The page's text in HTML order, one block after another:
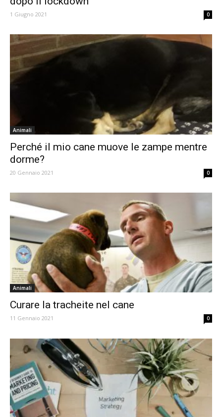
1 Giugno 2021 0
Animali
Perché il mio cane muove le zampe mentre
dorme?
20 Gennaio 2021 0
Animali
Curare la tracheite nel cane
11 Gennaio 2021 0